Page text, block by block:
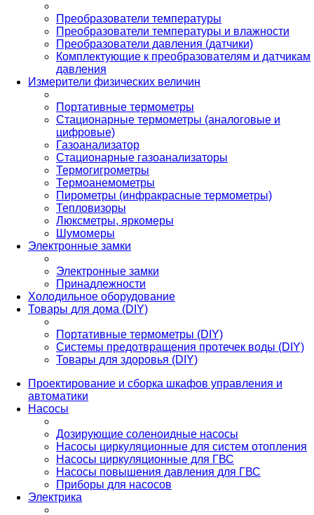
Преобразователи температуры
Преобразователи температуры и влажности
Преобразователи давления (датчики)
Комплектующие к преобразователям и датчикам
давления
Измерители физических величин
Портативные термометры
Стационарные термометры (аналоговые и
цифровые)
Газоанализатор
Стационарные газоанализаторы
Термогигрометры
Термоанемометры
Пирометры (инфракрасные термометры)
Тепловизоры
Люксметры, яркомеры
Шумомеры
Электронные замки
Электронные замки
Принадлежности
Холодильное оборудование
Товары для дома (DIY)
Портативные термометры (DIY)
Системы предотвращения протечек воды (DIY)
Товары для здоровья (DIY)
Проектирование и сборка шкафов управления и
автоматики
Насосы
Дозирующие соленоидные насосы
Насосы циркуляционные для систем отопления
Насосы циркуляционные для ГВС
Насосы повышения давления для ГВС
Приборы для насосов
Электрика